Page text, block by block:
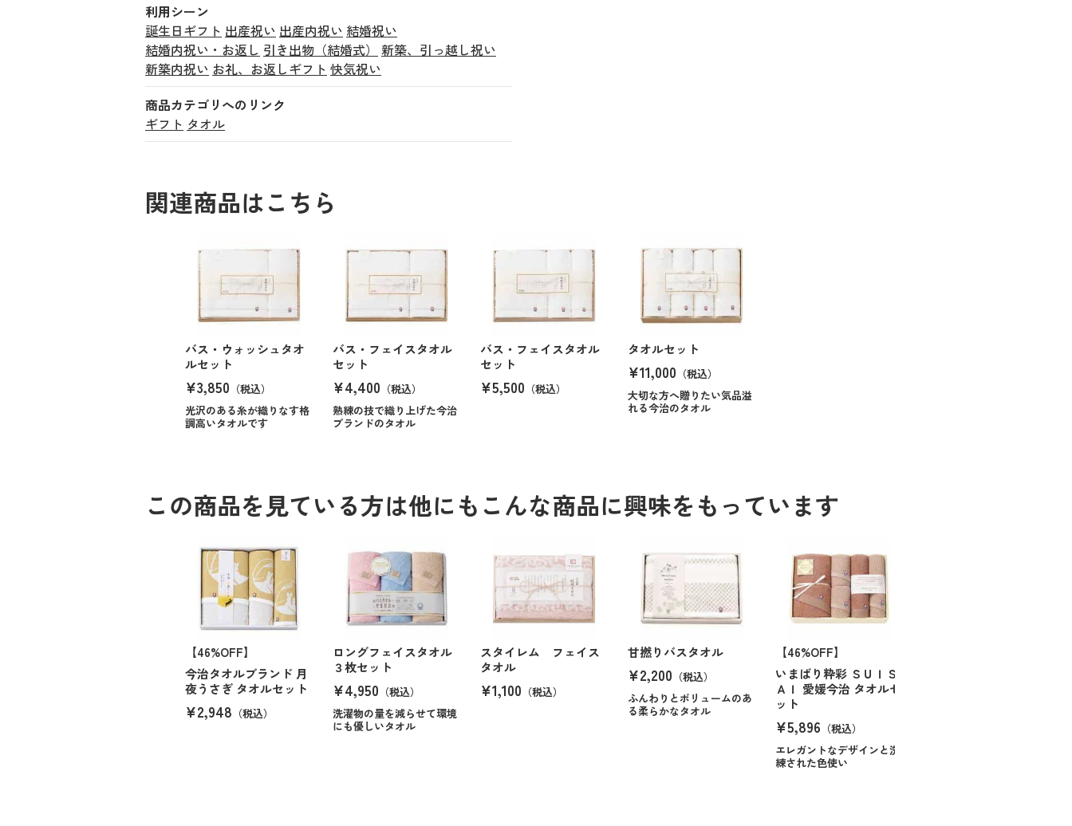
利用シーン
誕生日ギフト 出産祝い 出産内祝い 結婚祝い
結婚内祝い・お返し 引き出物（結婚式）
新築、引っ越し祝い
新築内祝い お礼、お返しギフト 快気祝い
商品カテゴリへのリンク
ギフト タオル
関連商品はこちら
バス・ウォッシュタオ
ルセット
¥3,850 （税込）
光沢のある糸が織りなす格
調高いタオルです
バス・フェイスタオル
セット
¥4,400 （税込）
熟練の技で織り上げた今治
ブランドのタオル
バス・フェイスタオル
セット
¥5,500 （税込）
タオルセット
¥11,000 （税込）
大切な方へ贈りたい気品溢
れる今治のタオル
この商品を見ている方は他にもこんな商品に興味をもっています
【46%OFF】
今治タオルブランド 月
夜うさぎ タオルセット
¥2,948 （税込）
ロングフェイスタオル
３枚セット
¥4,950 （税込）
洗濯物の量を減らせて環境
にも優しいタオル
スタイレム フェイス
タオル
¥1,100 （税込）
甘撚りバスタオル
¥2,200 （税込）
ふんわりとボリュームのあ
る柔らかなタオル
【46%OFF】
いまばり粋彩 ＳＵＩＳ
ＡＩ 愛媛今治 タオルセ
ット
¥5,896 （税込）
エレガントなデザインと洗
練された色使い